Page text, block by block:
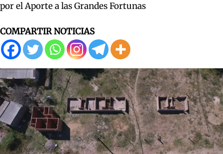
por el Aporte a las Grandes Fortunas
COMPARTIR NOTICIAS